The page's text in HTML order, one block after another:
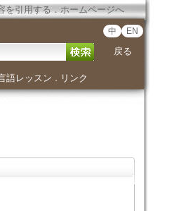
を引用する．ホームページへ
中 EN
戻る
語レッスン ． リンク